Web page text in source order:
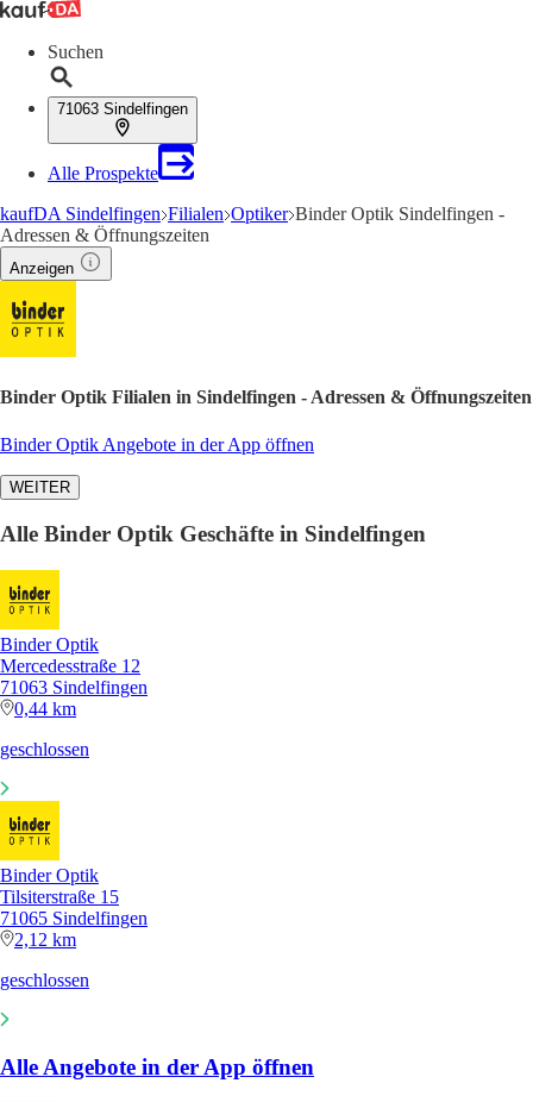
Suchen
71063 Sindelfingen
Alle Prospekte
kaufDA Sindelfingen Filialen Optiker Binder Optik Sindelfingen -
Adressen & Öffnungszeiten
Anzeigen
Binder Optik Filialen in Sindelfingen - Adressen & Öffnungszeiten
Binder Optik Angebote in der App öffnen
WEITER
Alle Binder Optik Geschäfte in Sindelfingen
Binder Optik
Mercedesstraße 12
71063 Sindelfingen
0,44 km
geschlossen
Binder Optik
Tilsiterstraße 15
71065 Sindelfingen
2,12 km
geschlossen
Alle Angebote in der App öffnen